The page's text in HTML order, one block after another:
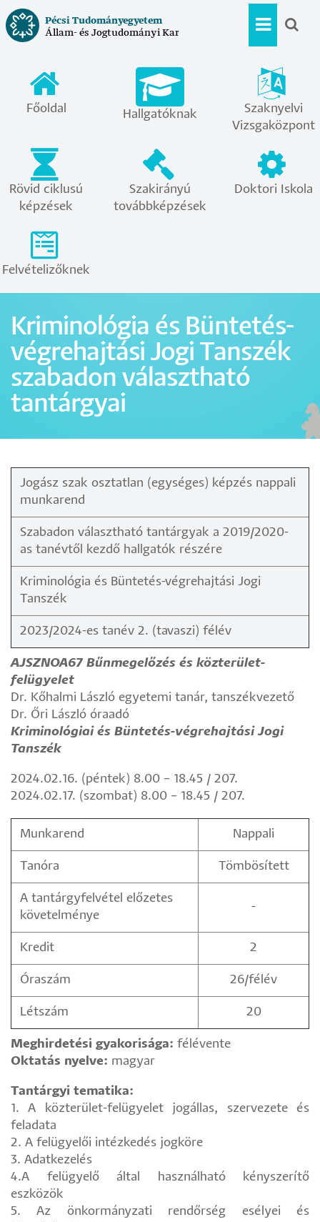
Ugrás
a
tartalomra
Pécsi Tudományegyetem
Állam- és Jogtudományi Kar
menü
Főoldal Hallgatóknak
Szaknyelvi
Vizsgaközpont
Rövid ciklusú
képzések
Szakirányú
továbbképzések
Doktori Iskola
Felvételizőknek
Kriminológia és Büntetés-
végrehajtási Jogi Tanszék
szabadon választható
tantárgyai
Jogász szak osztatlan (egységes) képzés nappali
munkarend
Szabadon választható tantárgyak a 2019/2020-
as tanévtől kezdő hallgatók részére
Kriminológia és Büntetés-végrehajtási Jogi
Tanszék
2023/2024-es tanév 2. (tavaszi) félév
AJSZNOA67 Bűnmegelőzés és közterület-
felügyelet
Dr. Kőhalmi László egyetemi tanár, tanszékvezető
Dr. Őri László óraadó
Kriminológiai és Büntetés-végrehajtási Jogi
Tanszék
2024.02.16. (péntek) 8.00 – 18.45 / 207.
2024.02.17. (szombat) 8.00 – 18.45 / 207.
Munkarend Nappali
Tanóra Tömbösített
A tantárgyfelvétel előzetes
követelménye
-
Kredit 2
Óraszám 26/félév
Létszám 20
Meghirdetési gyakorisága: félévente
Oktatás nyelve: magyar
Tantárgyi tematika:
1. A közterület-felügyelet jogállas, szervezete és
feladata
2. A felügyelői intézkedés jogköre
3. Adatkezelés
4.A felügyelő által használható kényszerítő
eszközök
5. Az önkormányzati rendőrség esélyei és